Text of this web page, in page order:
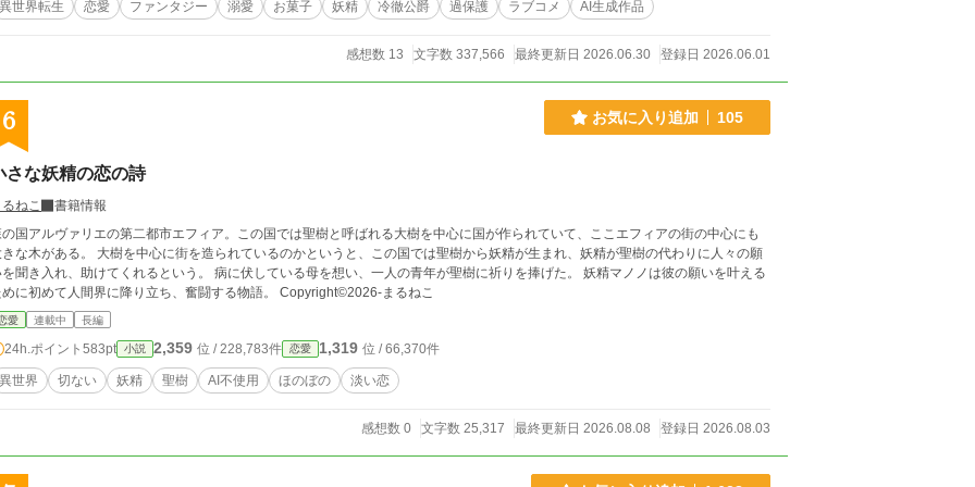
異世界転生 恋愛 ファンタジー 溺愛 お菓子 妖精 冷徹公爵 過保護 ラブコメ AI生成作品
感想数 13 文字数 337,566 最終更新日 2026.06.30 登録日 2026.06.01
6 お気に入り追加 105
さな妖精の恋の詩
ねこ
書籍情報
国アルヴァリエの第二都市エフィア。この国では聖樹と呼ばれる大樹を中心に国が作られていて、ここエフィアの街の中心にも
大樹を中心に街を造られているのかというと、この国では聖樹から妖精が生まれ、妖精が聖樹の代わりに人々の願
入れ、助けてくれるという。 病に伏している母を想い、一人の青年が聖樹に祈りを捧げた。 妖精マノノは彼の願いを叶える
ために初めて人間界に降り立ち、奮闘する物語。 Copyright©︎2026-まるねこ
愛 連載中 長編
24h.ポイント 583pt 小説 2,359 位 / 228,783件 恋愛 1,319 位 / 66,370件
異世界 切ない 妖精 聖樹 AI不使用 ほのぼの 淡い恋
感想数 0 文字数 25,317 最終更新日 2026.08.08 登録日 2026.08.03